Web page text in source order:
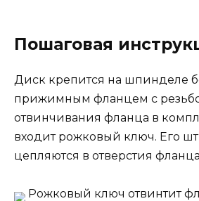
Пошаговая
Диск крепится на шпинделе
прижимным фланцем с
отвинчивания фланца в
входит рожковый ключ. Его
цепляются в отверстия
Рожковый ключ отвинтит